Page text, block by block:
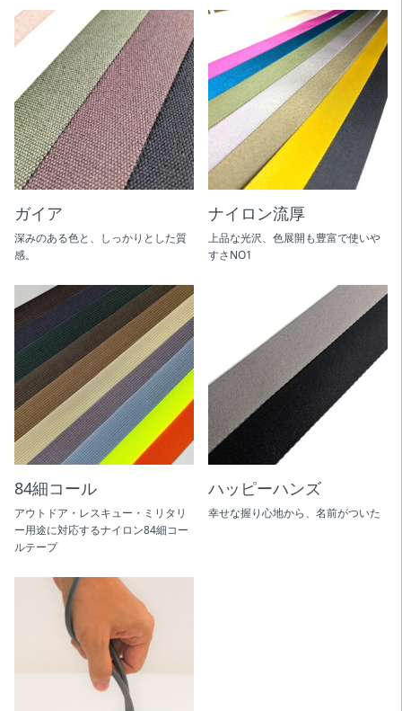
ガイア
深みのある色と、しっかりとした質
感。
ナイロン流厚
上品な光沢、色展開も豊富で使いや
すさNO1
84細コール
アウトドア・レスキュー・ミリタリ
ー用途に対応するナイロン84細コー
ルテープ
ハッピーハンズ
幸せな握り心地から、名前がついた